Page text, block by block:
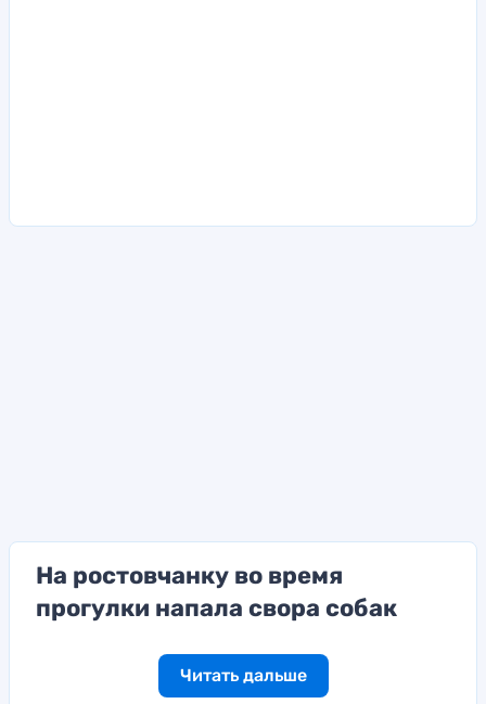
На ростовчанку во время
прогулки напала свора собак
Читать дальше